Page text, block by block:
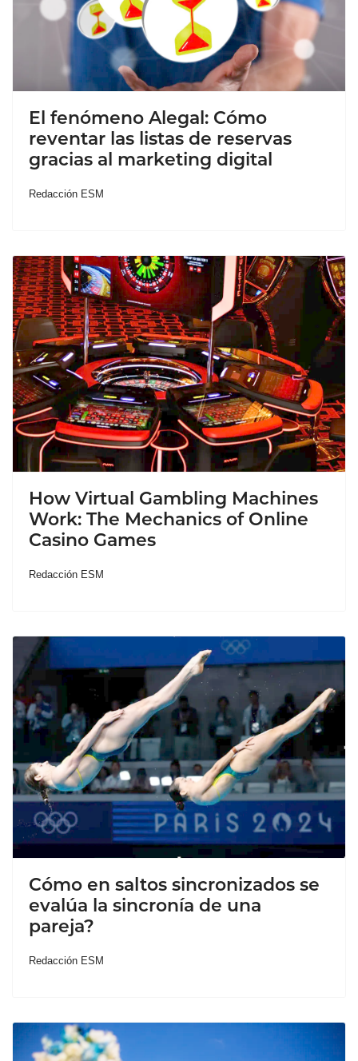
El fenómeno Alegal: Cómo
reventar las listas de reservas
gracias al marketing digital
Redacción ESM
How Virtual Gambling Machines
Work: The Mechanics of Online
Casino Games
Redacción ESM
Cómo en saltos sincronizados se
evalúa la sincronía de una
pareja?
Redacción ESM